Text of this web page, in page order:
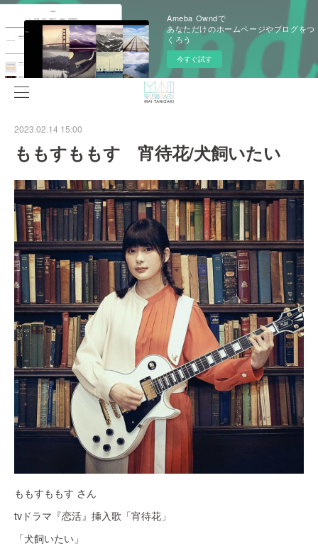
Ameba Owndで
あなただけのホームページやブログをつ
くろう
今すぐ試す
2023.02.14 15:00
ももすももす 宵待花/犬飼いたい
ももすももす さん
tvドラマ『恋活』挿入歌「宵待花」
「犬飼いたい」